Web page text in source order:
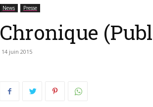
News Presse
Chronique
14 juin 2015